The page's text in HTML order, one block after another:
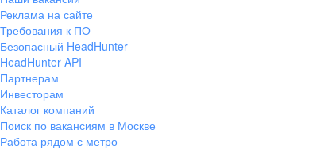
Реклама на сайте
Требования к ПО
Безопасный HeadHunter
HeadHunter API
Партнерам
Инвесторам
Каталог компаний
Поиск по вакансиям в Москве
Работа рядом с метро